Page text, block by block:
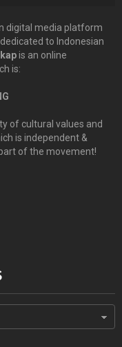
digital media platform
to Indonesian
is an online
is:
of cultural values and
is independent &
of the movement!